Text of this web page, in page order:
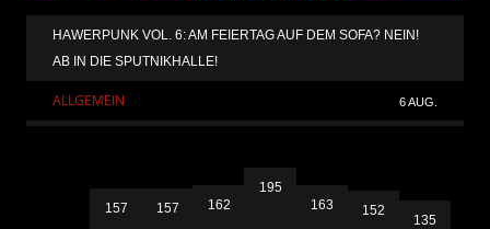
HAWERPUNK VOL. 6: AM FEIERTAG AUF DEM SOFA? NEIN!
AB IN DIE SPUTNIKHALLE!
ALLGEMEIN 6 AUG.
157 157 162
195
163 152
135